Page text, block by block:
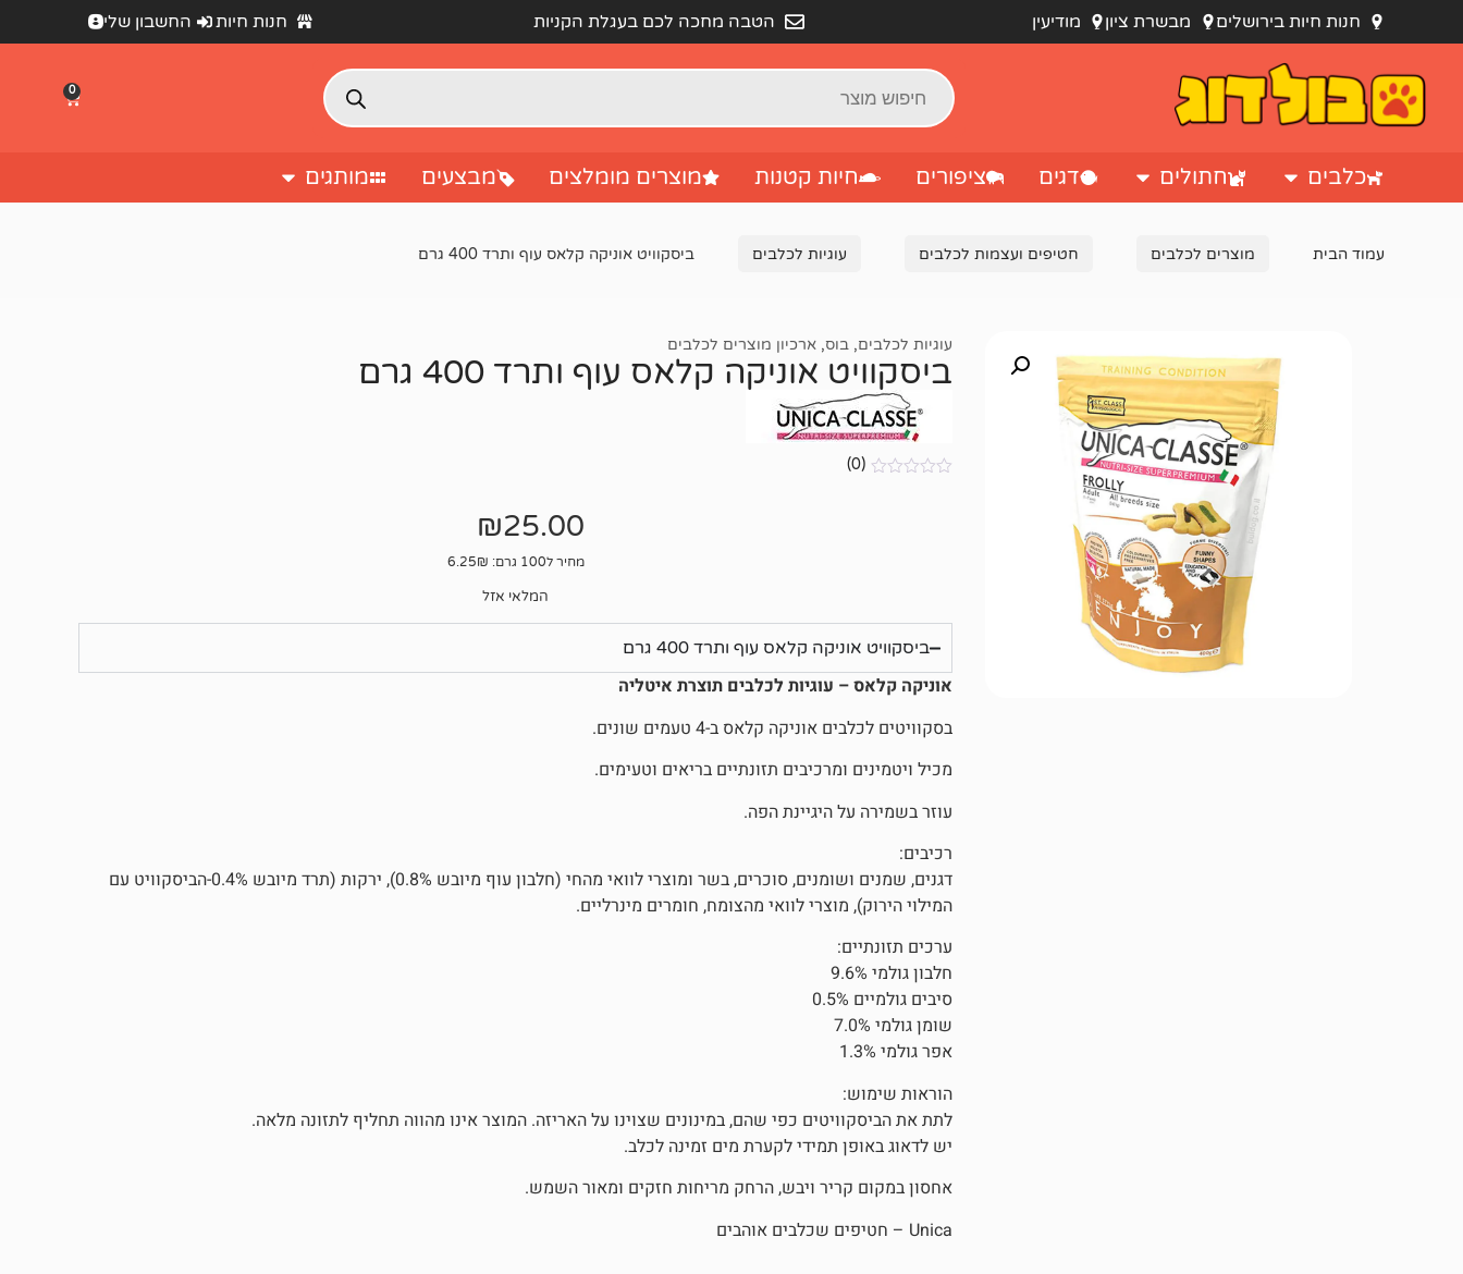
חנות חיות בירושלים מבשרת ציון מודיעין הטבה מחכה לכם בעגלת הקניות חנות חיות החשבון שלי
0
כלבים חתולים דגים ציפורים חיות קטנות מוצרים מומלצים מבצעים מותגים
עמוד הבית מוצרים לכלבים חטיפים ועצמות לכלבים עוגיות לכלבים ביסקוויט אוניקה קלאס עוף ותרד 400 גרם
עוגיות לכלבים, בוס, ארכיון מוצרים לכלבים
ביסקוויט אוניקה קלאס עוף ותרד 400 גרם
(0)
₪25.00
מחיר ל100 גרם: 6.25₪
המלאי אזל
ביסקוויט אוניקה קלאס עוף ותרד 400 גרם
אוניקה קלאס – עוגיות לכלבים תוצרת איטליה
בסקוויטים לכלבים אוניקה קלאס ב-4 טעמים שונים.
מכיל ויטמינים ומרכיבים תזונתיים בריאים וטעימים.
עוזר בשמירה על היגיינת הפה.
רכיבים:
דגנים, שמנים ושומנים, סוכרים, בשר ומוצרי לוואי מהחי (חלבון עוף מיובש 0.8%), ירקות (תרד מיובש 0.4%-הביסקוויט עם
המילוי הירוק), מוצרי לוואי מהצומח, חומרים מינרליים.
ערכים תזונתיים:
חלבון גולמי 9.6%
סיבים גולמיים 0.5%
שומן גולמי 7.0%
אפר גולמי 1.3%
הוראות שימוש:
לתת את הביסקוויטים כפי שהם, במינונים שצוינו על האריזה. המוצר אינו מהווה תחליף לתזונה מלאה.
יש לדאוג באופן תמידי לקערת מים זמינה לכלב.
אחסון במקום קריר ויבש, הרחק מריחות חזקים ומאור השמש.
Unica – חטיפים שכלבים אוהבים